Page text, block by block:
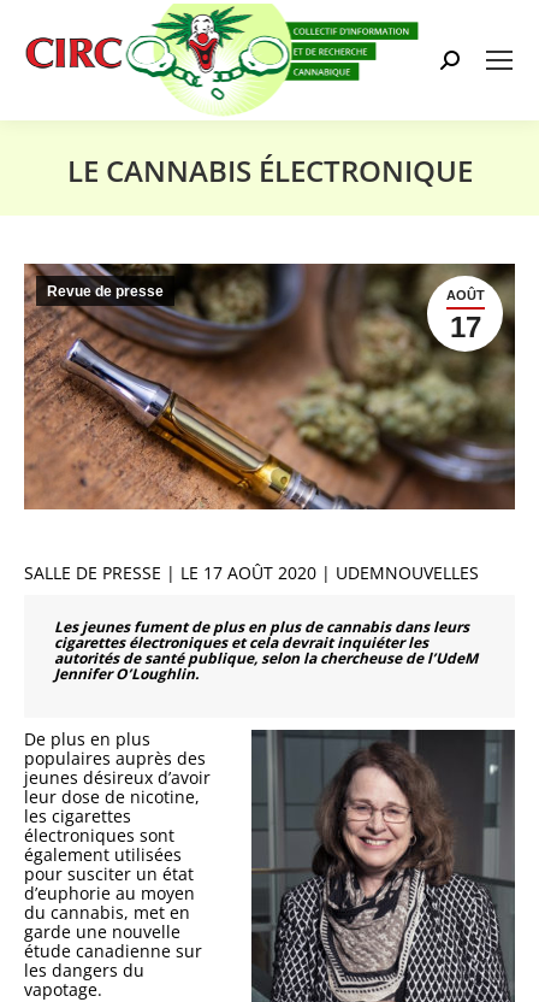
Search:
LE CANNABIS ÉLECTRONIQUE
AOÛT
17
Revue de presse
SALLE DE PRESSE | LE 17 AOÛT 2020 | UDEMNOUVELLES
Les jeunes fument de plus en plus de cannabis dans leurs
cigarettes électroniques et cela devrait inquiéter les
autorités de santé publique, selon la chercheuse de l’UdeM
Jennifer O’Loughlin.
De plus en plus
populaires auprès des
jeunes désireux d’avoir
leur dose de nicotine,
les cigarettes
électroniques sont
également utilisées
pour susciter un état
d’euphorie au moyen
du cannabis, met en
garde une nouvelle
étude canadienne sur
les dangers du
vapotage.